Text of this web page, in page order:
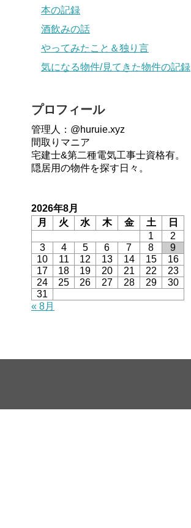
本の記録
酒飲みの話
やってみたこと＆独り言
気になる物件/見てきた物件の記録
プロフィール
管理人：@huruie.xyz
間取りマニア
宅建士&第二種電気工事士資格有。
隠居用の物件を探す日々。
2026年8月
月
火 水 木 金 土
日
1
2
3
4 5 6 7 8
9
10
11 12 13 14 15
16
17
18 19 20 21 22
23
24
25 26 27 28 29
30
31
« 8月